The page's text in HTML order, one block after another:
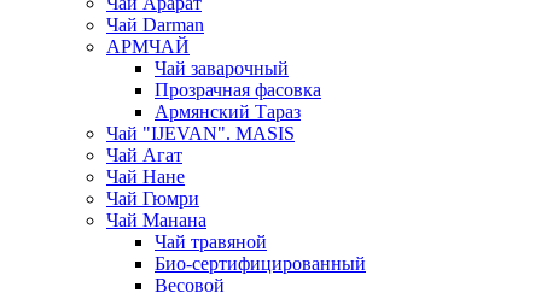
Чай Darman
АРМЧАЙ
Чай заварочный
Прозрачная фасовка
Армянский Тараз
Чай "IJEVAN". MASIS
Чай Агат
Чай Нане
Чай Гюмри
Чай Манана
Чай травяной
Био-сертифицированный
Весовой